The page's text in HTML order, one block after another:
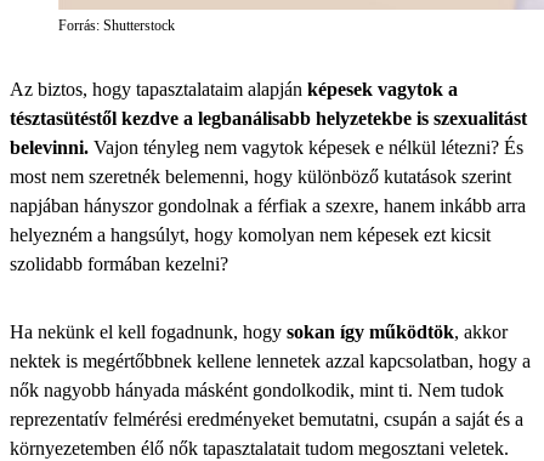
Forrás: Shutterstock
Az biztos, hogy tapasztalataim alapján képesek vagytok a
tésztasütéstől kezdve a legbanálisabb helyzetekbe is szexualitást
belevinni. Vajon tényleg nem vagytok képesek e nélkül létezni? És
most nem szeretnék belemenni, hogy különböző kutatások szerint
napjában hányszor gondolnak a férfiak a szexre, hanem inkább arra
helyezném a hangsúlyt, hogy komolyan nem képesek ezt kicsit
szolidabb formában kezelni?
Ha nekünk el kell fogadnunk, hogy sokan így működtök, akkor
nektek is megértőbbnek kellene lennetek azzal kapcsolatban, hogy a
nők nagyobb hányada másként gondolkodik, mint ti. Nem tudok
reprezentatív felmérési eredményeket bemutatni, csupán a saját és a
környezetemben élő nők tapasztalatait tudom megosztani veletek.